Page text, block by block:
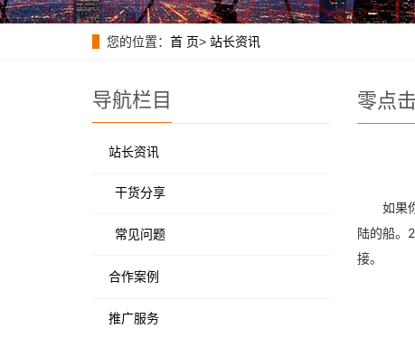
您的位置： 首 页> 站长资讯
零点
如果
陆的船。
接。
导航栏目
站长资讯
干货分享
常见问题
合作案例
推广服务